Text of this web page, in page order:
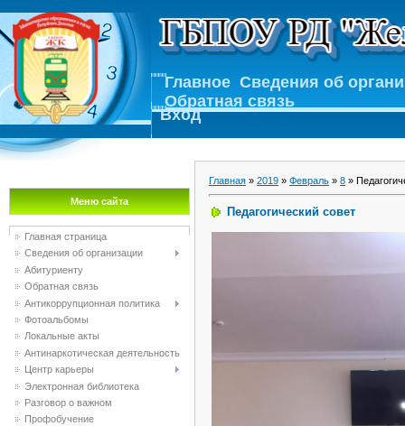
Главное Сведения об
Обратная связь
Вход
Меню сайта
Главная страница
Сведения об организации
Абитуриенту
Обратная связь
Антикоррупционная политика
Фотоальбомы
Локальные акты
Антинаркотическая деятельность
Центр карьеры
Электронная библиотека
Разговор о важном
Профобучение
Главная » 2019 » Февраль » 8 »
Педагогический совет